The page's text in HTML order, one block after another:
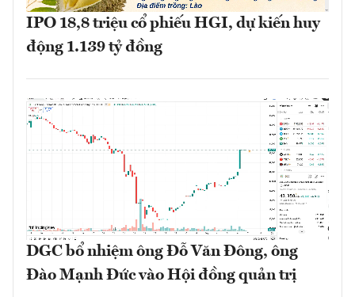
IPO 18,8 triệu cổ phiếu HGI, dự kiến huy
động 1.139 tỷ đồng
DGC bổ nhiệm ông Đỗ Văn Đông, ông
Đào Mạnh Đức vào Hội đồng quản trị